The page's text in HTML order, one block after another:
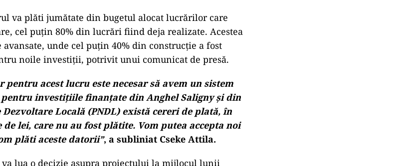
va plăti jumătate din bugetul alocat lucrărilor care
cel puțin 80% din lucrări fiind deja realizate. Acestea
unde cel puțin 40% din construcție a fost
noile investiții, potrivit unui comunicat de presă.
acest lucru este necesar să avem un sistem
investițiile finanțate din Anghel Saligny și din
Locală (PNDL) există cereri de plată, în
lei, care nu au fost plătite. Vom putea accepta noi
plăti aceste datorii”, a subliniat Cseke Attila.
va lua o decizie asupra proiectului la mijlocul lunii